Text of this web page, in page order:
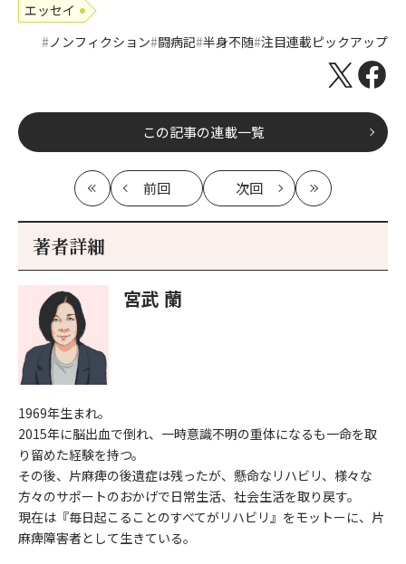
エッセイ
ノンフィクション 闘病記 半身不随 注目連載ピックアップ
この記事の連載一覧
最
初
前回
記
次回
記
最
新
著者詳細
宮武 蘭
1969年生まれ。
2015年に脳出血で倒れ、一時意識不明の重体になるも一命を取
り留めた経験を持つ。
その後、片麻痺の後遺症は残ったが、懸命なリハビリ、様々な
方々のサポートのおかげで日常生活、社会生活を取り戻す。
現在は『毎日起こることのすべてがリハビリ』をモットーに、片
麻痺障害者として生きている。